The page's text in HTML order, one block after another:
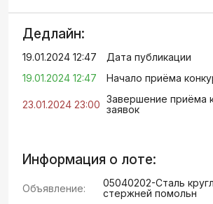
Дедлайн:
19.01.2024 12:47
Дата публикации
19.01.2024 12:47
Начало приёма
23.01.2024 23:00 Завершение приёма
заявок
Информация о лоте:
Объявление:
05040202-Сталь
стержней помольн